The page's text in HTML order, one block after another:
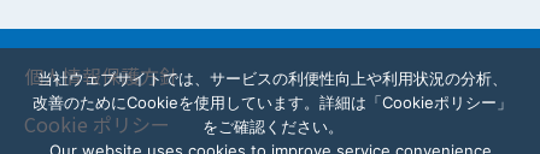
個人情報保護方針
Cookie ポリシー
当社ウェブサイトでは、サービスの利便性向上や利用状況の分析、
改善のためにCookieを使用しています。詳細は「Cookieポリシー」
をご確認ください。